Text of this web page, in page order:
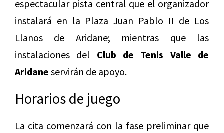
espectacular pista central que el organizador
instalará en la Plaza Juan Pablo II de Los
Llanos de Aridane; mientras que las
instalaciones del Club de Tenis Valle de
Aridane servirán de apoyo.
Horarios de juego
La cita comenzará con la fase preliminar que